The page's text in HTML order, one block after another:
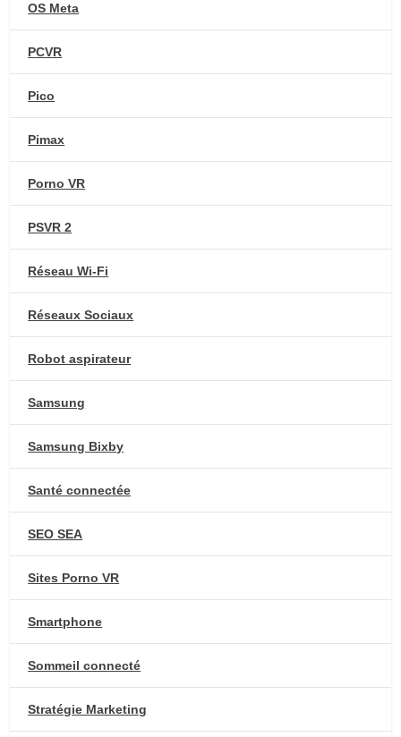
OS Meta
PCVR
Pico
Pimax
Porno VR
PSVR 2
Réseau Wi-Fi
Réseaux Sociaux
Robot aspirateur
Samsung
Samsung Bixby
Santé connectée
SEO SEA
Sites Porno VR
Smartphone
Sommeil connecté
Stratégie Marketing